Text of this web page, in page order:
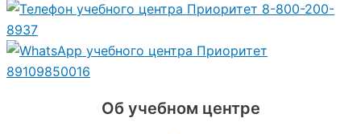
8-800-200-
8937
89109850016
Об учебном центре